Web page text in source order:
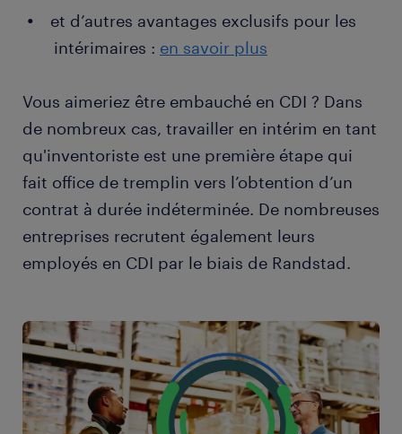
et d’autres avantages exclusifs pour les
intérimaires : en savoir plus
Vous aimeriez être embauché en CDI ? Dans
de nombreux cas, travailler en intérim en tant
qu'inventoriste est une première étape qui
fait office de tremplin vers l’obtention d’un
contrat à durée indéterminée. De nombreuses
entreprises recrutent également leurs
employés en CDI par le biais de Randstad.